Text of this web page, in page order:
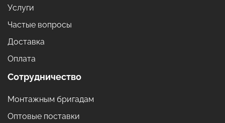
Услуги
Частые вопросы
Доставка
Оплата
Сотрудничество
Монтажным бригадам
Оптовые поставки